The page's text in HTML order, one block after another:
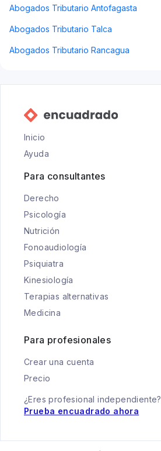
Abogados Tributario Antofagasta
Abogados Tributario Talca
Abogados Tributario Rancagua
Inicio
Ayuda
Para consultantes
Derecho
Psicología
Nutrición
Fonoaudiología
Psiquiatra
Kinesiología
Terapias alternativas
Medicina
Para profesionales
Crear una cuenta
Precio
¿Eres profesional independiente?
Prueba encuadrado ahora